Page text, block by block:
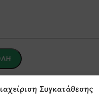
Συγκατάθεσης
και ισχύουν ηΠολιτική Απορρήτου
Υπηρεσιών της Google.